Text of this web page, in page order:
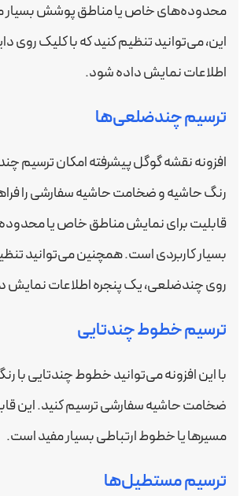
محدوده‌های خاص یا مناطق پوشش بسیار
این، می‌توانید تنظیم کنید که با کلیک روی
اطلاعات نمایش داده شود.
ترسیم چندضلعی‌ها
افزونه نقشه گوگل پیشرفته امکان ترسیم
رنگ حاشیه و ضخامت حاشیه سفارشی را
قابلیت برای نمایش مناطق خاص یا
بسیار کاربردی است. همچنین می‌توانید
روی چندضلعی، یک پنجره اطلاعات نمایش
ترسیم خطوط چندتایی
با این افزونه می‌توانید خطوط چندتایی با
ضخامت حاشیه سفارشی ترسیم کنید. این
مسیرها یا خطوط ارتباطی بسیار مفید است.
ترسیم مستطیل‌ها